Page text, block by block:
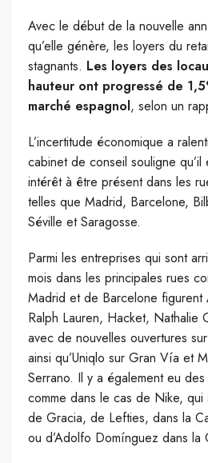
Avec le début de la nouvelle
qu’elle génère, les loyers du
stagnants. Les loyers des
hauteur ont progressé de
marché espagnol, selon un
L’incertitude économique a
cabinet de conseil souligne
intérêt à être présent dans les
telles que Madrid, Barcelone,
Séville et Saragosse.
Parmi les entreprises qui sont
mois dans les principales rues
Madrid et de Barcelone figurent
Ralph Lauren, Hacket, Nathalie
avec de nouvelles ouvertures
ainsi qu’Uniqlo sur Gran Vía et
Serrano. Il y a également eu
comme dans le cas de Nike, qui
de Gracia, de Lefties, dans la
ou d’Adolfo Domínguez dans la